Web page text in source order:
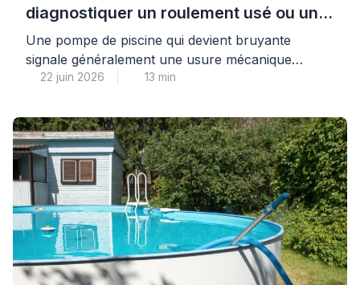
diagnostiquer un roulement usé ou un
défaut mécanique
Une pompe de piscine qui devient bruyante
signale généralement une usure mécanique
avancée, le plus souvent au niveau des
cavitation dommageable pour l’ensemble du
système de filtration. Cette situation, fréquente
après plusieurs saisons d’utilisation, nécessite un
diagnostic rapide pour éviter une détérioration
complète du moteur et préserver la […]
22 juin 2026 13 min